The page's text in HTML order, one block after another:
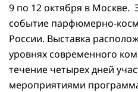
9 по 12 октября в Москве.
событие парфюмерно-
России. Выставка
уровнях современного
течение четырех дней
мероприятиями